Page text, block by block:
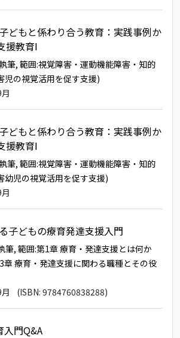
どもと係わり合う教育：実践事例か
援教育Ⅰ
筆, 範囲:視覚障害・運動機能障害・知的
児の視覚活用を促す支援)
どもと係わり合う教育：実践事例か
援教育Ⅰ
筆, 範囲:視覚障害・運動機能障害・知的
幼児の視覚活用を促す支援)
子どもの療育発達支援入門
筆, 範囲:第1章 療育・発達支援とは何か
3章 療育・発達支援に関わる職種とその役
(ISBN: 9784760838288)
入門Q&A